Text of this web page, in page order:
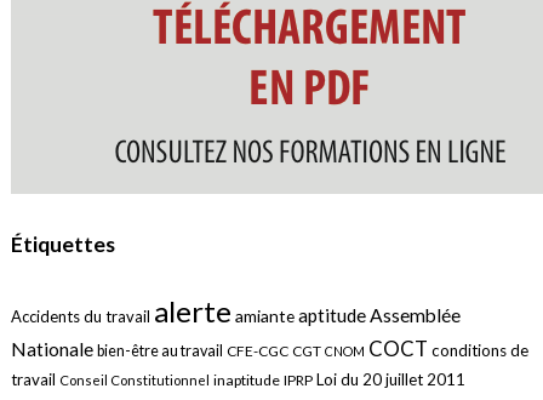
Étiquettes
Accidents du travail alerte amianteaptitudeAssemblée
Nationale bien-être au travail CFE-CGC CGT CNOM COCT conditions de
travail Conseil Constitutionnel inaptitude IPRP Loi du 20 juillet 2011